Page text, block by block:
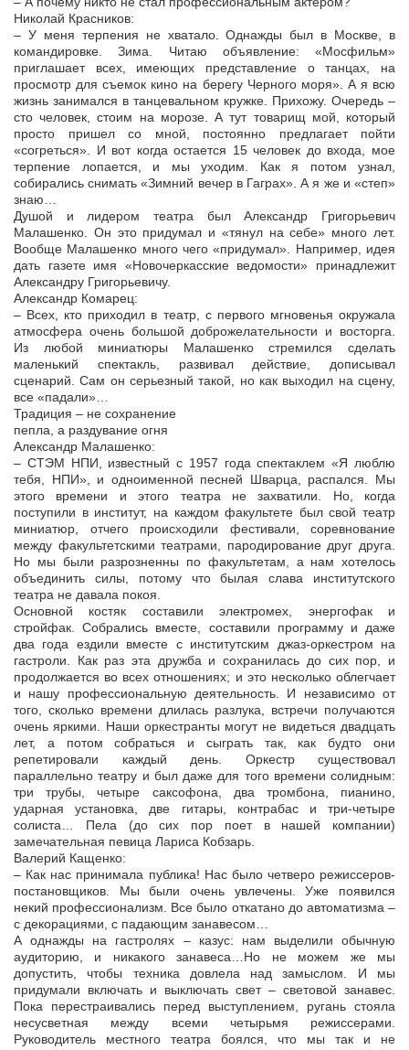
Николай Красников:
– У меня терпения не хватало. Однажды был в Москве, в
командировке. Зима. Читаю объявление: «Мосфильм»
приглашает всех, имеющих представление о танцах, на
просмотр для съемок кино на берегу Черного моря». А я всю
жизнь занимался в танцевальном кружке. Прихожу. Очередь –
сто человек, стоим на морозе. А тут товарищ мой, который
просто пришел со мной, постоянно предлагает пойти
«согреться». И вот когда остается 15 человек до входа, мое
терпение лопается, и мы уходим. Как я потом узнал,
собирались снимать «Зимний вечер в Гаграх». А я же и «степ»
знаю…
Душой и лидером театра был Александр Григорьевич
Малашенко. Он это придумал и «тянул на себе» много лет.
Вообще Малашенко много чего «придумал». Например, идея
дать газете имя «Новочеркасские ведомости» принадлежит
Александру Григорьевичу.
Александр Комарец:
– Всех, кто приходил в театр, с первого мгновенья окружала
атмосфера очень большой доброжелательности и восторга.
Из любой миниатюры Малашенко стремился сделать
маленький спектакль, развивал действие, дописывал
сценарий. Сам он серьезный такой, но как выходил на сцену,
все «падали»…
Традиция – не сохранение
пепла, а раздувание огня
Александр Малашенко:
– СТЭМ НПИ, известный с 1957 года спектаклем «Я люблю
тебя, НПИ», и одноименной песней Шварца, распался. Мы
этого времени и этого театра не захватили. Но, когда
поступили в институт, на каждом факультете был свой театр
миниатюр, отчего происходили фестивали, соревнование
между факультетскими театрами, пародирование друг друга.
Но мы были разрозненны по факультетам, а нам хотелось
объединить силы, потому что былая слава институтского
театра не давала покоя.
Основной костяк составили электромех, энергофак и
стройфак. Собрались вместе, составили программу и даже
два года ездили вместе с институтским джаз-оркестром на
гастроли. Как раз эта дружба и сохранилась до сих пор, и
продолжается во всех отношениях; и это несколько облегчает
и нашу профессиональную деятельность. И независимо от
того, сколько времени длилась разлука, встречи получаются
очень яркими. Наши оркестранты могут не видеться двадцать
лет, а потом собраться и сыграть так, как будто они
репетировали каждый день. Оркестр существовал
параллельно театру и был даже для того времени солидным:
три трубы, четыре саксофона, два тромбона, пианино,
ударная установка, две гитары, контрабас и три-четыре
солиста… Пела (до сих пор поет в нашей компании)
замечательная певица Лариса Кобзарь.
Валерий Кащенко:
– Как нас принимала публика! Нас было четверо режиссеров-
постановщиков. Мы были очень увлечены. Уже появился
некий профессионализм. Все было откатано до автоматизма –
с декорациями, с падающим занавесом…
А однажды на гастролях – казус: нам выделили обычную
аудиторию, и никакого занавеса…Но не можем же мы
допустить, чтобы техника довлела над замыслом. И мы
придумали включать и выключать свет – световой занавес.
Пока перестраивались перед выступлением, ругань стояла
несусветная между всеми четырьмя режиссерами.
Руководитель местного театра боялся, что мы так и не